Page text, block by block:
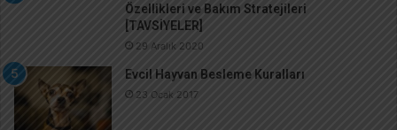
Özellikleri ve Bakım Stratejileri
[TAVSİYELER]
29 Aralık 2020
Evcil Hayvan Besleme Kuralları
23 Ocak 2017